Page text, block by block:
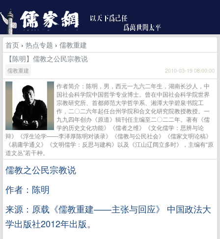
首页 › 热点专题 › 儒教重建
【陈明】儒教之公民宗教说
儒教重建 2010-03-19 08:00:00
作者简介：陈明，男，西元一九六二年生，湖南长沙人，中
国社会科学院中国哲学专业博士。曾在中国社会科学院世界
宗教研究所、首都师范大学哲学系、湘潭大学碧泉书院工
作，二〇二六年起任台州学院和合文化研究院教授教授。一
九九四年创办《原道》辑刊任主编至二〇二二年。著有《儒
学的历史文化功能》《儒者之维》《文化儒学：思辨与论
辩》《浮生论学——李泽厚陈明对谈录》《儒教与公民社会》《儒家文明论稿》
《易庸学通义》《文明儒学：反思与建构》以及《江山辽阔立多时》，主编有“原
道文丛”若干种。
儒教之公民宗教说
作者：陈明
来源：原载《儒教重建——主张与回应》 中国政法大
学出版社2012年出版。